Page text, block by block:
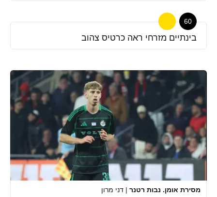
60
בינתיים מזרחי ראה כרטיס צהוב
מסירת אומן. נבות רטנר | דני מרון